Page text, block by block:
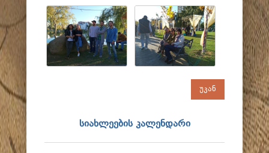
უკან
სიახლეების კალენდარი